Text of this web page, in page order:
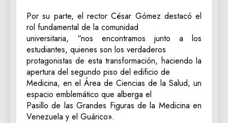
Por su parte, el rector César Gómez destacó el
rol fundamental de la comunidad
universitaria, “nos encontramos junto a los
estudiantes, quienes son los verdaderos
protagonistas de esta transformación, haciendo la
apertura del segundo piso del edificio de
Medicina, en el Área de Ciencias de la Salud, un
espacio emblemático que alberga el
Pasillo de las Grandes Figuras de la Medicina en
Venezuela y el Guárico».